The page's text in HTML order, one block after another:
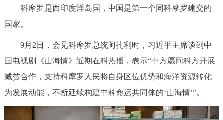
科摩罗是西印度洋岛国，中国是第一个同科摩罗建交的
国家。
9月2日，会见科摩罗总统阿扎利时，习近平主席谈到中
国电视剧《山海情》近期在科热播，表示“中方愿同科方开展
减贫合作，支持科摩罗人民将自身区位优势和海洋资源转化
为发展动能，不断延续构建中科命运共同体的‘山海情’”。